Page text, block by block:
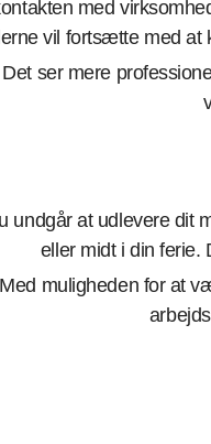
med
vil fortsætte med at
ser mere
undgår at udlevere dit
eller midt i din ferie.
muligheden for at